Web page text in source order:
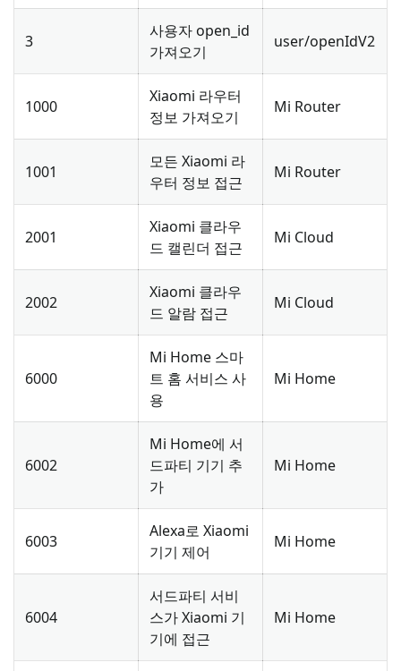
3
사용자 open_id
가져오기
user/openIdV2
1000
Xiaomi 라우터
정보 가져오기
Mi Router
1001
모든 Xiaomi 라
우터 정보 접근
Mi Router
2001
Xiaomi 클라우
드 캘린더 접근
Mi Cloud
2002
Xiaomi 클라우
드 알람 접근
Mi Cloud
6000
Mi Home 스마
트 홈 서비스 사
용
Mi Home
6002
Mi Home에 서
드파티 기기 추
가
Mi Home
6003
Alexa로 Xiaomi
기기 제어
Mi Home
6004
서드파티 서비
스가 Xiaomi 기
기에 접근
Mi Home